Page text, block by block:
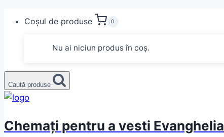
Coșul de produse 0
Nu ai niciun produs în coș.
Caută produse
Chemați pentru a vesti Evanghelia